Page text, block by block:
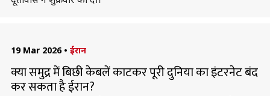
19 Mar 2026 • ईरान
क्या समुद्र में बिछी केबलें काटकर पूरी दुनिया का इंटरनेट बंद
कर सकता है ईरान?